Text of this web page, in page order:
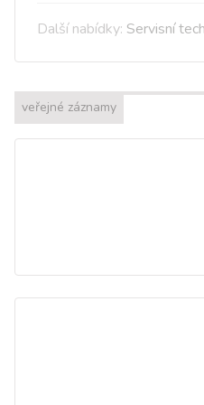
Další nabídky: Servisní
veřejné záznamy